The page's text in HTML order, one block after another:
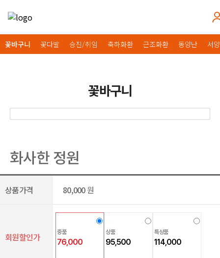
꽃바구니 꽃다발 승진/취임 축하화환 근조화환 동양난 서
꽃바구니
화사한 정원
상품가격 80,000원
회원할인가 중품
76,000
상품
95,500
특상품
114,000